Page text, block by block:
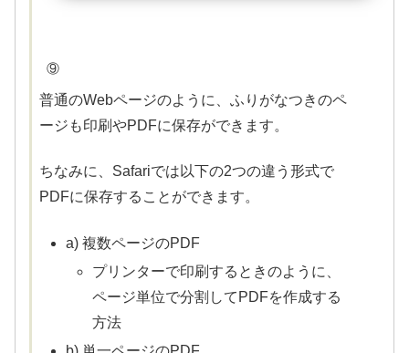
⑨
普通のWebページのように、ふりがなつきのペ
ージも印刷やPDFに保存ができます。
ちなみに、Safariでは以下の2つの違う形式で
PDFに保存することができます。
a) 複数ページのPDF
プリンターで印刷するときのように、
ページ単位で分割してPDFを作成する
方法